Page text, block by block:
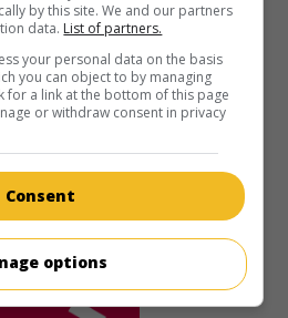
Frobenus avec Ellen Bahl ,Joël
Alexandre Grecq.
by this site. We and our partners
data. List of partners.
your personal data on the basis
you can object to by managing
for a link at the bottom of this page
or withdraw consent in privacy
Consent
options